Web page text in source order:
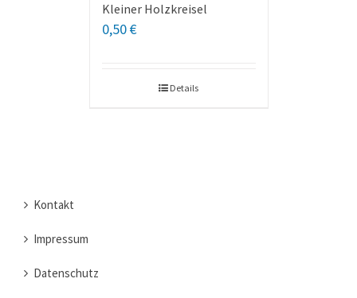
Kleiner Holzkreisel
0,50€
Details
Kontakt
Impressum
Datenschutz